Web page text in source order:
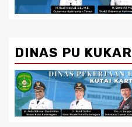
DINAS PU KUKAR